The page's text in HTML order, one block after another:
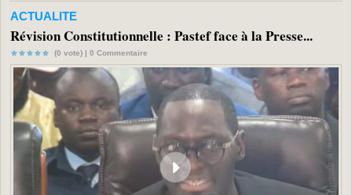
ACTUALITE
Révision Constitutionnelle : Pastef face à la Presse...
(0 vote) | 0 Commentaire